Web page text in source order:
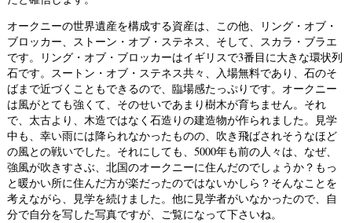
オークニーの世界遺産を構成する資産は、この他、リング・オブ・
ブロッカー、ストーン・オブ・ステネス、そして、スカラ・ブラエ
です。リング・オブ・ブロッカーはイギリスで3番目に大きな環状列
石です。スートン・オブ・ステネス共々、入場無料であり、石のそ
ばまで近づくこともできるので、臨場感たっぷりです。オークニー
は風がとても強くて、そのせいであまり樹木が育ちません。それ
で、太古より、木造ではなく石造りの建造物が作られました。見学
中も、幸い雨には降られなかったものの、吹き飛ばされそうなほど
の風との戦いでした。それにしても、5000年も前の人々は、なぜ、
強風が吹きすさぶ、北国のオークニーに住んだのでしょうか？もっ
と暖かい所に住んだ方が楽だったのではないかしら？そんなことを
考えながら、見学を続けました。他に見学者がいなかったので、自
分で自分を写した写真ですが、ご覧になって下さいね。